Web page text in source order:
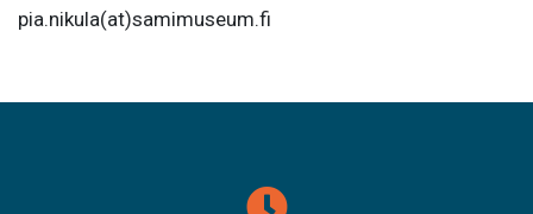
pia.nikula(at)samimuseum.fi